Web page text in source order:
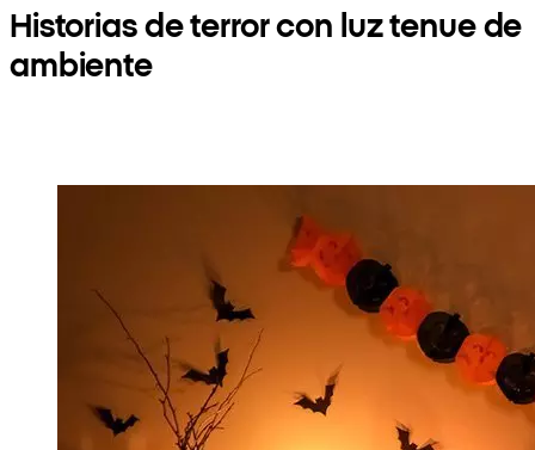
Historias de terror con luz tenue de
ambiente